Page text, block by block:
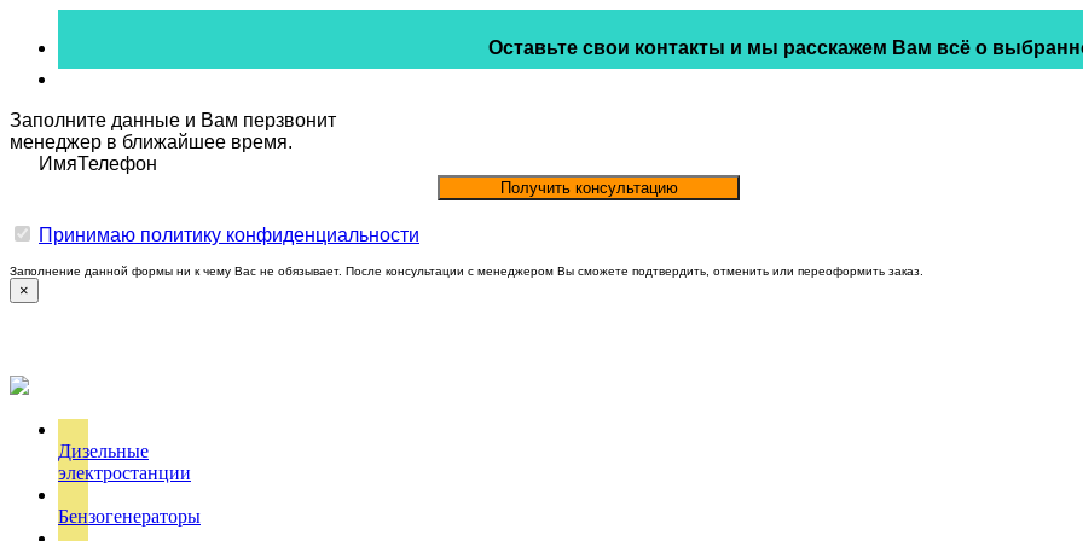
Оставьте свои контакты и мы расскажем Вам всё о
Заполните данные и Вам перзвонит
менеджер в ближайшее время.
ИмяТелефон
Принимаю политику конфиденциальности
Заполнение данной формы ни к чему Вас не обязывает. После консультации с менеджером Вы сможете подтвердить, отменить или переоформить заказ.
×
Дизельные
электростанции
Бензогенераторы